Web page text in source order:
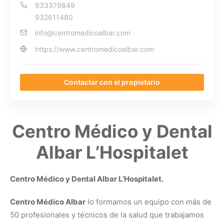
933379849
932611480
info@centromedicoalbar.com
https://www.centromedicoalbar.com
Contactar con el propietario
Centro Médico y Dental
Albar L’Hospitalet
Centro Médico y Dental Albar L’Hospitalet.
Centro Médico Albar lo formamos un equipo con más de
50 profesionales y técnicos de la salud que trabajamos